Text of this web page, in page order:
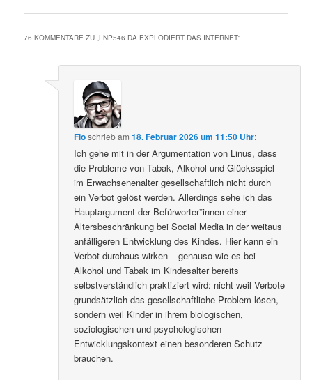
76 KOMMENTARE ZU „LNP546 DA EXPLODIERT DAS INTERNET“
Floschriebam18. Februar 2026 um 11:50 Uhr:
Ich gehe mit in der Argumentation von Linus, dass
die Probleme von Tabak, Alkohol und Glücksspiel
im Erwachsenenalter gesellschaftlich nicht durch
ein Verbot gelöst werden. Allerdings sehe ich das
Hauptargument der Befürworter*innen einer
Altersbeschränkung bei Social Media in der weitaus
anfälligeren Entwicklung des Kindes. Hier kann ein
Verbot durchaus wirken – genauso wie es bei
Alkohol und Tabak im Kindesalter bereits
selbstverständlich praktiziert wird: nicht weil Verbote
grundsätzlich das gesellschaftliche Problem lösen,
sondern weil Kinder in ihrem biologischen,
soziologischen und psychologischen
Entwicklungskontext einen besonderen Schutz
brauchen.